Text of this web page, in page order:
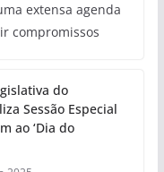
extensa agenda
compromissos
do
Sessão Especial
ao ‘Dia do